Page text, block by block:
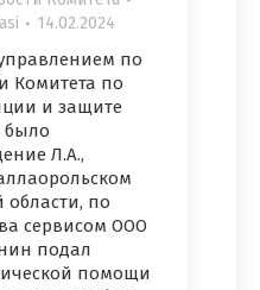
14.02.2024
по
Комитета по
и защите
было
Л.А.,
области, по
сервисом ООО
подал
помощи